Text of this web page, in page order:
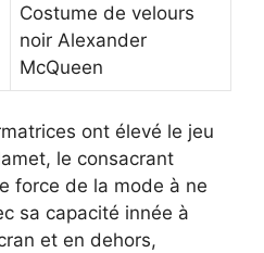
Costume de velours
noir Alexander
McQueen
ont élevé le jeu
le consacrant
force de la mode à ne
sa capacité innée à
et en dehors,